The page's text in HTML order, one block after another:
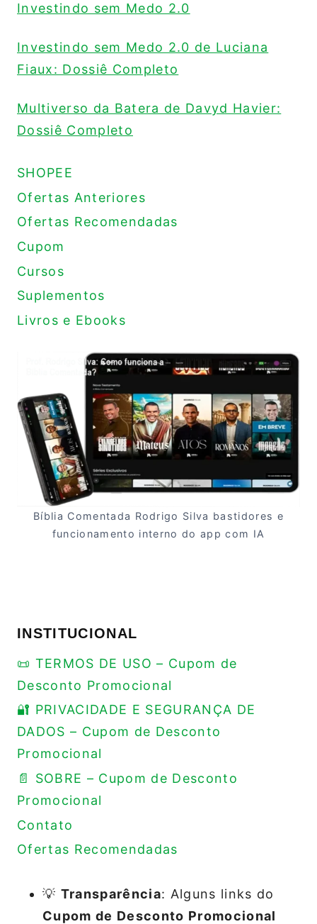
Investindo sem Medo 2.0
Investindo sem Medo 2.0 de Luciana
Fiaux: Dossiê Completo
Multiverso da Batera de Davyd Havier:
Dossiê Completo
SHOPEE
Ofertas Anteriores
Ofertas Recomendadas
Cupom
Cursos
Suplementos
Livros e Ebooks
Bíblia Comentada Rodrigo Silva bastidores e
funcionamento interno do app com IA
INSTITUCIONAL
📜 TERMOS DE USO – Cupom de
Desconto Promocional
🔐 PRIVACIDADE E SEGURANÇA DE
DADOS – Cupom de Desconto
Promocional
📄 SOBRE – Cupom de Desconto
Promocional
Contato
Ofertas Recomendadas
💡 Transparência: Alguns links do
Cupom de Desconto Promocional